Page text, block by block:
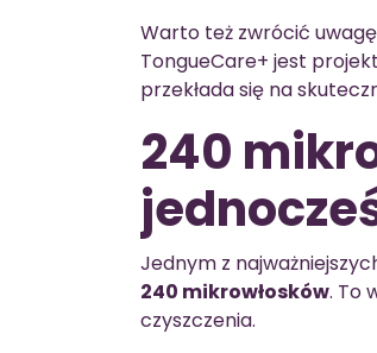
Warto też zwrócić
TongueCare+ jest
przekłada się na
240
Jednym z
240 mikrowłosków. To
czyszczenia.